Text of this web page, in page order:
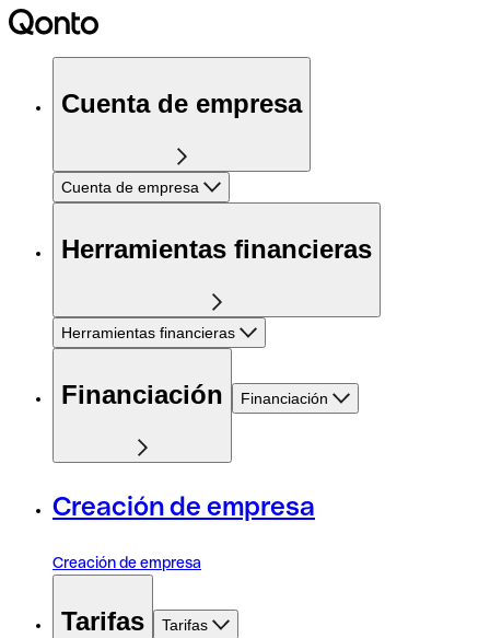
Cuenta de empresa
Cuenta de empresa
Herramientas financieras
Herramientas financieras
Financiación Financiación
Creación de empresa
Creación de empresa
Tarifas Tarifas